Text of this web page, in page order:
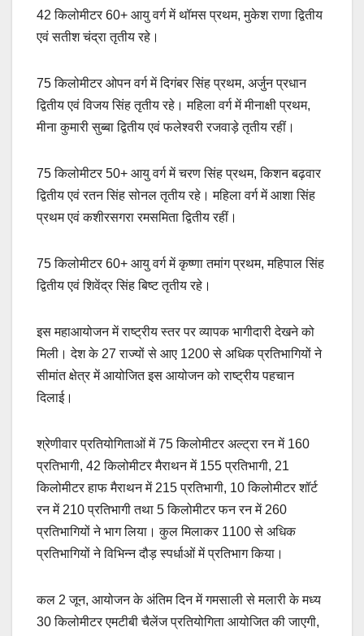
42 किलोमीटर 60+ आयु वर्ग में थॉमस प्रथम, मुकेश राणा द्वितीय
एवं सतीश चंद्रा तृतीय रहे।
75 किलोमीटर ओपन वर्ग में दिगंबर सिंह प्रथम, अर्जुन प्रधान
द्वितीय एवं विजय सिंह तृतीय रहे। महिला वर्ग में मीनाक्षी प्रथम,
मीना कुमारी सुब्बा द्वितीय एवं फलेश्वरी रजवाड़े तृतीय रहीं।
75 किलोमीटर 50+ आयु वर्ग में चरण सिंह प्रथम, किशन बढ़वार
द्वितीय एवं रतन सिंह सोनल तृतीय रहे। महिला वर्ग में आशा सिंह
प्रथम एवं कशीरसगरा रमसमिता द्वितीय रहीं।
75 किलोमीटर 60+ आयु वर्ग में कृष्णा तमांग प्रथम, महिपाल सिंह
द्वितीय एवं शिवेंद्र सिंह बिष्ट तृतीय रहे।
इस महाआयोजन में राष्ट्रीय स्तर पर व्यापक भागीदारी देखने को
मिली। देश के 27 राज्यों से आए 1200 से अधिक प्रतिभागियों ने
सीमांत क्षेत्र में आयोजित इस आयोजन को राष्ट्रीय पहचान
दिलाई।
श्रेणीवार प्रतियोगिताओं में 75 किलोमीटर अल्ट्रा रन में 160
प्रतिभागी, 42 किलोमीटर मैराथन में 155 प्रतिभागी, 21
किलोमीटर हाफ मैराथन में 215 प्रतिभागी, 10 किलोमीटर शॉर्ट
रन में 210 प्रतिभागी तथा 5 किलोमीटर फन रन में 260
प्रतिभागियों ने भाग लिया। कुल मिलाकर 1100 से अधिक
प्रतिभागियों ने विभिन्न दौड़ स्पर्धाओं में प्रतिभाग किया।
कल 2 जून, आयोजन के अंतिम दिन में गमसाली से मलारी के मध्य
30 किलोमीटर एमटीबी चैलेंज प्रतियोगिता आयोजित की जाएगी,